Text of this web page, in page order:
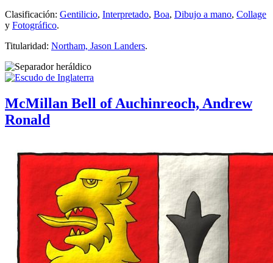
Clasificación: Gentilicio, Interpretado, Boa, Dibujo a mano, Collage
y Fotográfico.
Titularidad: Northam, Jason Landers.
McMillan Bell of Auchinreoch, Andrew
Ronald